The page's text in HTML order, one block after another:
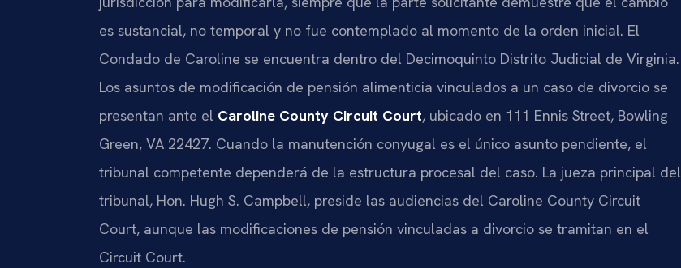
es sustancial, no temporal y no fue contemplado al momento de la orden inicial. El
Condado de Caroline se encuentra dentro del Decimoquinto Distrito Judicial de Virginia.
Los asuntos de modificación de pensión alimenticia vinculados a un caso de divorcio se
presentan ante el Caroline County Circuit Court, ubicado en 111 Ennis Street, Bowling
Green, VA 22427. Cuando la manutención conyugal es el único asunto pendiente, el
tribunal competente dependerá de la estructura procesal del caso. La jueza principal del
tribunal, Hon. Hugh S. Campbell, preside las audiencias del Caroline County Circuit
Court, aunque las modificaciones de pensión vinculadas a divorcio se tramitan en el
Circuit Court.